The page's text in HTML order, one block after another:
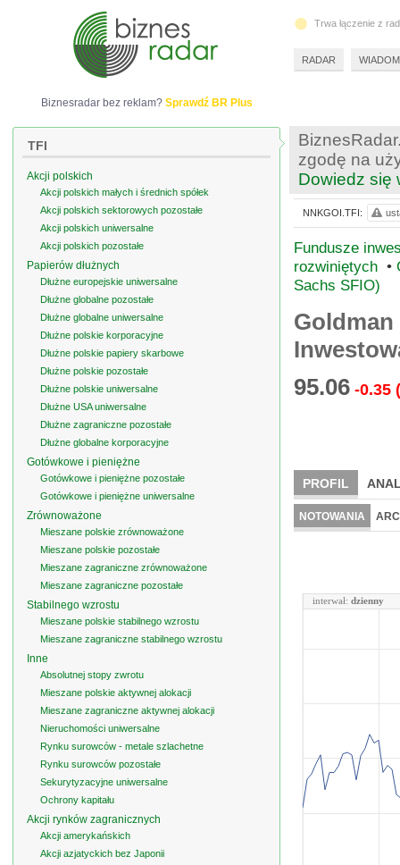
zgodę na
Dowiedz się
Fundusze
rozwiniętych •
Sachs SFIO)
95.06 -0.35
PROFIL
NOTOWANIA
interwał: dzienny
NNKGOI.TFI:
Biznesradar bez reklam? Sprawdź BR Plus
TFI
Akcji polskich
Akcji polskich małych i średnich spółek
Akcji polskich sektorowych pozostałe
Akcji polskich uniwersalne
Akcji polskich pozostałe
Papierów dłużnych
Dłużne europejskie uniwersalne
Dłużne globalne pozostałe
Dłużne globalne uniwersalne
Dłużne polskie korporacyjne
Dłużne polskie papiery skarbowe
Dłużne polskie pozostałe
Dłużne polskie uniwersalne
Dłużne USA uniwersalne
Dłużne zagraniczne pozostałe
Dłużne globalne korporacyjne
Gotówkowe i pieniężne
Gotówkowe i pieniężne pozostałe
Gotówkowe i pieniężne uniwersalne
Zrównoważone
Mieszane polskie zrównoważone
Mieszane polskie pozostałe
Mieszane zagraniczne zrównoważone
Mieszane zagraniczne pozostałe
Stabilnego wzrostu
Mieszane polskie stabilnego wzrostu
Mieszane zagraniczne stabilnego wzrostu
Inne
Absolutnej stopy zwrotu
Mieszane polskie aktywnej alokacji
Mieszane zagraniczne aktywnej alokacji
Nieruchomości uniwersalne
Rynku surowców - metale szlachetne
Rynku surowców pozostałe
Sekurytyzacyjne uniwersalne
Ochrony kapitału
Akcji rynków zagranicznych
Akcji amerykańskich
Akcji azjatyckich bez Japonii
Trwa łączenie z
RADAR